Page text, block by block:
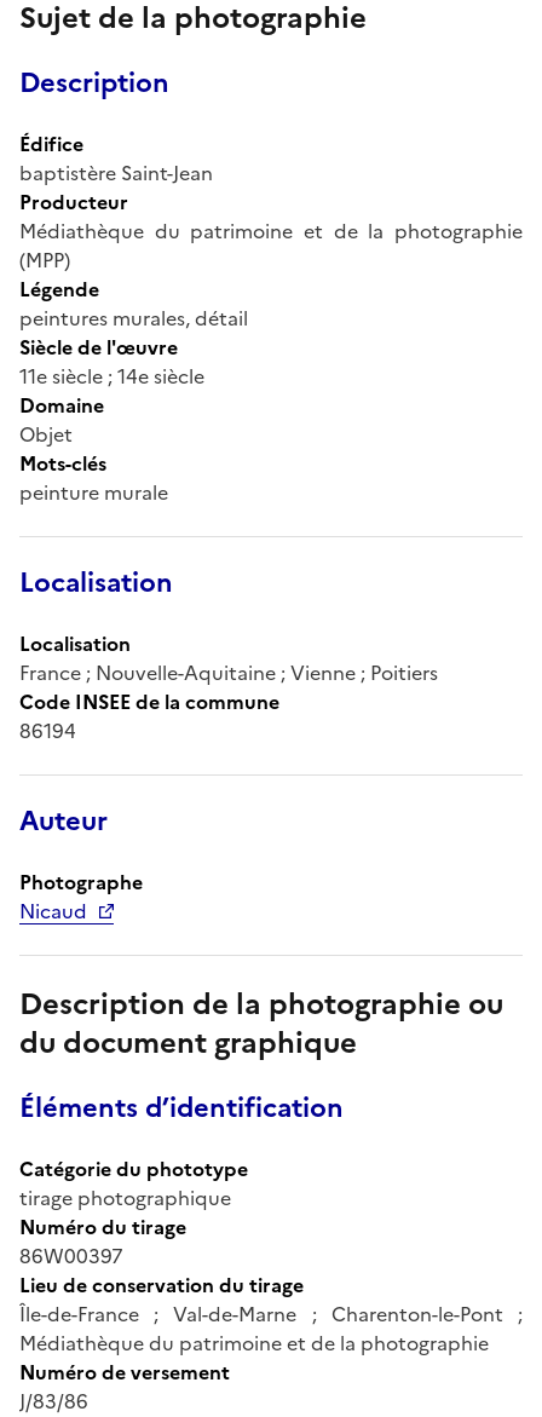
Sujet de la photographie
Description
Édifice
baptistère Saint-Jean
Producteur
Médiathèque du patrimoine et de la photographie
(MPP)
Légende
peintures murales, détail
Siècle de l'œuvre
11e siècle ; 14e siècle
Domaine
Objet
Mots-clés
peinture murale
Localisation
Localisation
France ; Nouvelle-Aquitaine ; Vienne ; Poitiers
Code INSEE de la commune
86194
Auteur
Photographe
Nicaud
Description de la photographie ou
du document graphique
Éléments d’identification
Catégorie du phototype
tirage photographique
Numéro du tirage
86W00397
Lieu de conservation du tirage
Île-de-France ; Val-de-Marne ; Charenton-le-Pont ;
Médiathèque du patrimoine et de la photographie
Numéro de versement
J/83/86